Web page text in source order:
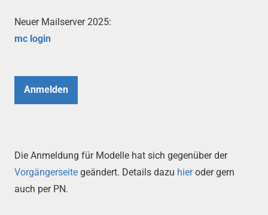
Neuer Mailserver 2025:
mc login
Anmelden
Die Anmeldung für Modelle hat sich gegenüber der
Vorgängerseite geändert. Details dazu hieroder gern
auch per PN.